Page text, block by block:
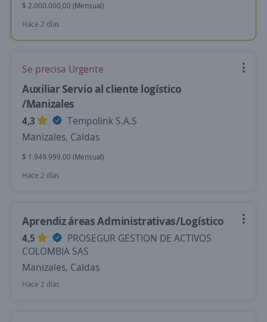
$ 2.000.000,00 (Mensual)
Hace 2 días
Se precisa Urgente
Auxiliar Servio al cliente logístico
/Manizales
4,3
Tempolink S.A.S
Manizales, Caldas
$ 1.949.999,00 (Mensual)
Hace 2 días
Aprendiz áreas Administrativas/Logístico
4,5
PROSEGUR GESTION DE ACTIVOS
COLOMBIA SAS
Manizales, Caldas
Hace 2 días